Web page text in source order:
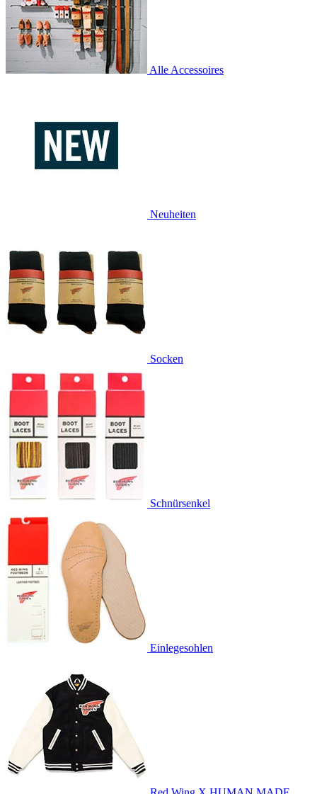
Alle Accessoires
Neuheiten
Socken
Schnürsenkel
Einlegesohlen